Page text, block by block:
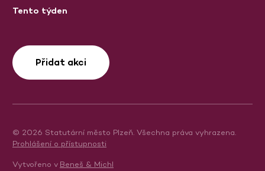
Tento týden
Přidat akci
© 2026 Statutární město Plzeň. Všechna práva vyhrazena.
Prohlášení o přístupnosti
Vytvořeno v Beneš & Michl